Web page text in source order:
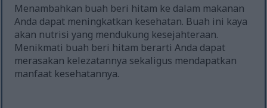
Menambahkan buah beri hitam ke dalam makanan
Anda dapat meningkatkan kesehatan. Buah ini kaya
akan nutrisi yang mendukung kesejahteraan.
Menikmati buah beri hitam berarti Anda dapat
merasakan kelezatannya sekaligus mendapatkan
manfaat kesehatannya.